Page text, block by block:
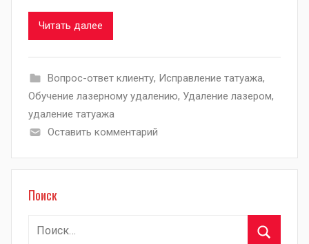
Читать далее
Вопрос-ответ клиенту, Исправление татуажа,
Обучение лазерному удалению, Удаление лазером,
удаление татуажа
Оставить комментарий
Поиск
Найти: